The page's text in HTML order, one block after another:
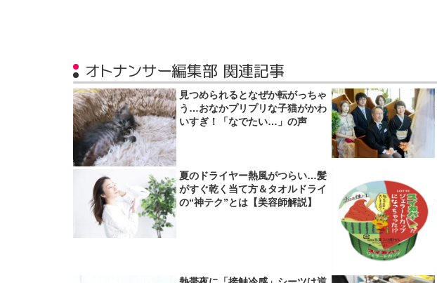
オトナンサー編集部 関連記事
見つめられるとなぜか転がっちゃ
う…おなかプリプリな子猫がかわ
いすぎ！「なでたい…」の声
夏のドライヤー熱風がつらい…髪
がすぐ乾く当て方＆タオルドライ
の“神テク”とは【美容師解説】